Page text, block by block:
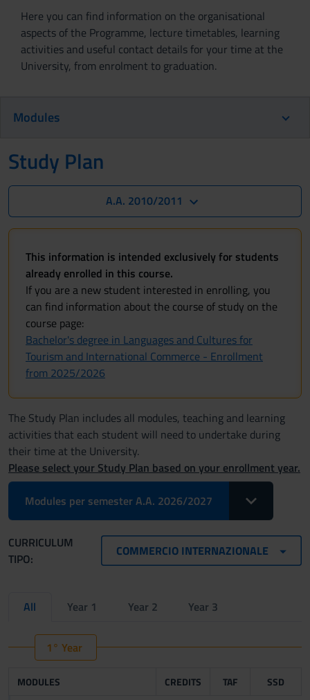
Here you can find information on the organisational
aspects of the Programme, lecture timetables, learning
activities and useful contact details for your time at the
University, from enrolment to graduation.
Modules
Study Plan
A.A. 2010/2011
This information is intended exclusively for students
already enrolled in this course.
If you are a new student interested in enrolling, you
can find information about the course of study on the
course page:
Bachelor's degree in Languages and Cultures for
Tourism and International Commerce - Enrollment
from 2025/2026
The Study Plan includes all modules, teaching and learning
activities that each student will need to undertake during
their time at the University.
Please select your Study Plan based on your enrollment year.
Modules per semester A.A. 2026/2027
Toggle
CURRICULUM
TIPO:
COMMERCIO INTERNAZIONALE
All Year 1 Year 2 Year 3
1° Year
MODULES CREDITS TAF SSD